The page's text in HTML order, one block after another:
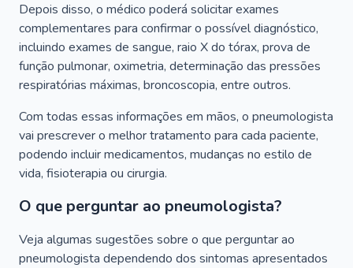
Depois disso, o médico poderá solicitar exames
complementares para confirmar o possível diagnóstico,
incluindo exames de sangue, raio X do tórax, prova de
função pulmonar, oximetria, determinação das pressões
respiratórias máximas, broncoscopia, entre outros.
Com todas essas informações em mãos, o pneumologista
vai prescrever o melhor tratamento para cada paciente,
podendo incluir medicamentos, mudanças no estilo de
vida, fisioterapia ou cirurgia.
O que perguntar ao pneumologista?
Veja algumas sugestões sobre o que perguntar ao
pneumologista dependendo dos sintomas apresentados